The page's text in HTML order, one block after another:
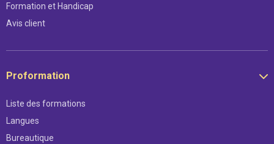
Formation et Handicap
Avis client
Proformation
Liste des formations
Langues
Bureautique